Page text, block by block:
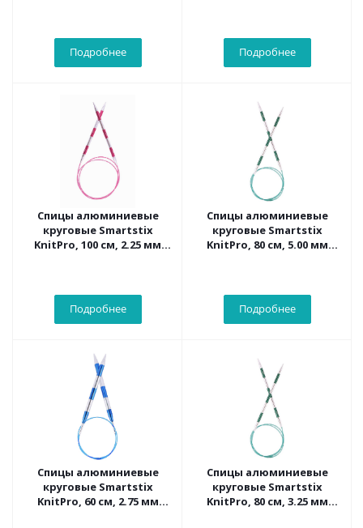
Подробнее Подробнее
Спицы алюминиевые
круговые Smartstix
KnitPro, 100 см, 2.25 мм
Подробнее
Спицы алюминиевые
круговые Smartstix
KnitPro, 80 см, 5.00 мм
Подробнее
Спицы алюминиевые
круговые Smartstix
KnitPro, 60 см, 2.75 мм
Спицы алюминиевые
круговые Smartstix
KnitPro, 80 см, 3.25 мм